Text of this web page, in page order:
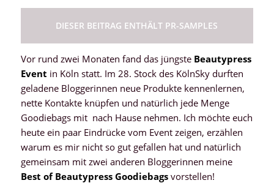
DIESER BEITRAG ENTHÄLT PR-SAMPLES
Vor rund zwei Monaten fand das jüngste Beautypress
Event in Köln statt. Im 28. Stock des KölnSky durften
geladene Bloggerinnen neue Produkte kennenlernen,
nette Kontakte knüpfen und natürlich jede Menge
Goodiebags mit nach Hause nehmen. Ich möchte euch
heute ein paar Eindrücke vom Event zeigen, erzählen
warum es mir nicht so gut gefallen hat und natürlich
gemeinsam mit zwei anderen Bloggerinnen meine
Best of Beautypress Goodiebagsvorstellen!